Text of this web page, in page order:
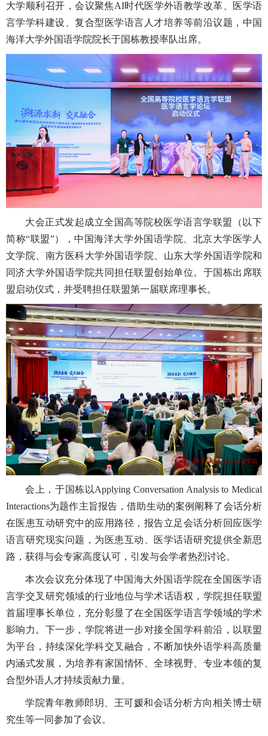
大学顺利召开，会议聚焦AI时代医学外语教学改革、医学语
言学学科建设、复合型医学语言人才培养等前沿议题，中国
海洋大学外国语学院院长于国栋教授率队出席。
大会正式发起成立全国高等院校医学语言学联盟（以下
简称“联盟”），中国海洋大学外国语学院、北京大学医学人
文学院、南方医科大学外国语学院、山东大学外国语学院和
同济大学外国语学院共同担任联盟创始单位。于国栋出席联
盟启动仪式，并受聘担任联盟第一届联席理事长。
会上，于国栋以Applying Conversation Analysis to Medical
Interactions为题作主旨报告，借助生动的案例阐释了会话分析
在医患互动研究中的应用路径，报告立足会话分析回应医学
语言研究现实问题，为医患互动、医学话语研究提供全新思
路，获得与会专家高度认可，引发与会学者热烈讨论。
本次会议充分体现了中国海大外国语学院在全国医学语
言学交叉研究领域的行业地位与学术话语权，学院担任联盟
首届理事长单位，充分彰显了在全国医学语言学领域的学术
影响力。下一步，学院将进一步对接全国学科前沿，以联盟
为平台，持续深化学科交叉融合，不断加快外语学科高质量
内涵式发展，为培养有家国情怀、全球视野、专业本领的复
合型外语人才持续贡献力量。
学院青年教师郎玥、王可媛和会话分析方向相关博士研
究生等一同参加了会议。